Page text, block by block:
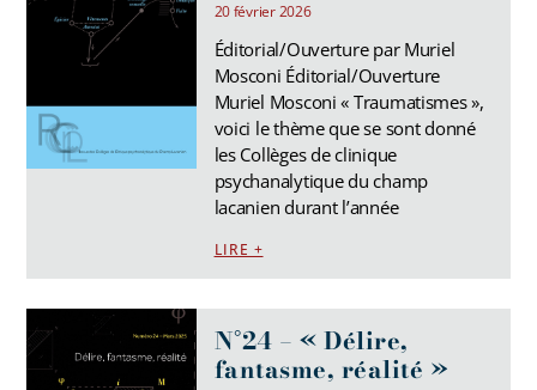
20 février 2026
Éditorial/Ouverture par Muriel
Mosconi Éditorial/Ouverture
Muriel Mosconi « Traumatismes »,
voici le thème que se sont donné
les Collèges de clinique
psychanalytique du champ
lacanien durant l’année
LIRE +
N°24 – « Délire,
fantasme, réalité »